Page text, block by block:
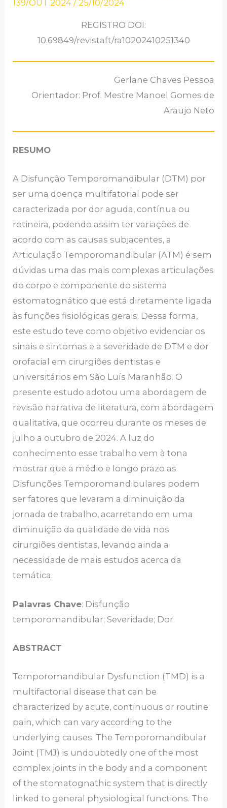
139/OUT 2024 /25/10/2024
REGISTRO DOI:
10.69849/revistaft/ra10202410251340
Gerlane Chaves Pessoa
Orientador: Prof. Mestre Manoel Gomes de
Araujo Neto
RESUMO
A Disfunção Temporomandibular (DTM) por
ser uma doença multifatorial pode ser
caracterizada por dor aguda, contínua ou
rotineira, podendo assim ter variações de
acordo com as causas subjacentes, a
Articulação Temporomandibular (ATM) é sem
dúvidas uma das mais complexas articulações
do corpo e componente do sistema
estomatognático que está diretamente ligada
às funções fisiológicas gerais. Dessa forma,
este estudo teve como objetivo evidenciar os
sinais e sintomas e a severidade de DTM e dor
orofacial em cirurgiões dentistas e
universitários em São Luís Maranhão. O
presente estudo adotou uma abordagem de
revisão narrativa de literatura, com abordagem
qualitativa, que ocorreu durante os meses de
julho a outubro de 2024. A luz do
conhecimento esse trabalho vem à tona
mostrar que a médio e longo prazo as
Disfunções Temporomandibulares podem
ser fatores que levaram a diminuição da
jornada de trabalho, acarretando em uma
diminuição da qualidade de vida nos
cirurgiões dentistas, levando ainda a
necessidade de mais estudos acerca da
temática.
Palavras Chave: Disfunção
temporomandibular; Severidade; Dor.
ABSTRACT
Temporomandibular Dysfunction (TMD) is a
multifactorial disease that can be
characterized by acute, continuous or routine
pain, which can vary according to the
underlying causes. The Temporomandibular
Joint (TMJ) is undoubtedly one of the most
complex joints in the body and a component
of the stomatognathic system that is directly
linked to general physiological functions. The